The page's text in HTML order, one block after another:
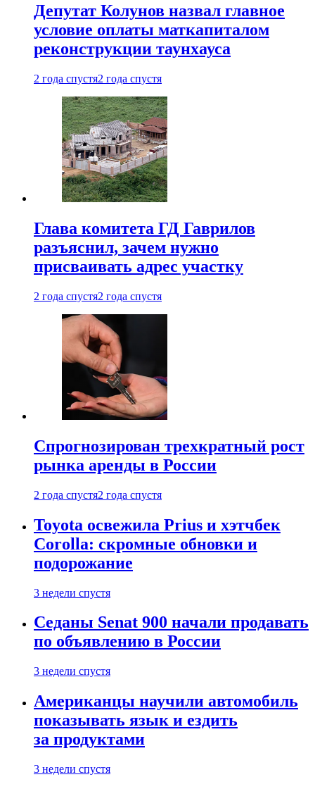
Депутат Колунов назвал главное
условие оплаты маткапиталом
реконструкции таунхауса
2 года спустя2 года спустя
Глава комитета ГД Гаврилов
разъяснил, зачем нужно
присваивать адрес участку
2 года спустя2 года спустя
Спрогнозирован трехкратный рост
рынка аренды в России
2 года спустя2 года спустя
Toyota освежила Prius и хэтчбек
Corolla: скромные обновки и
подорожание
3 недели спустя
Седаны Senat 900 начали продавать
по объявлению в России
3 недели спустя
Американцы научили автомобиль
показывать язык и ездить
за продуктами
3 недели спустя